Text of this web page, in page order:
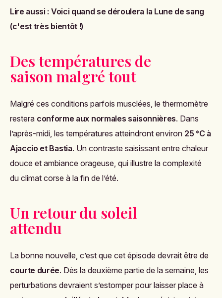
Lire aussi : Voici quand se déroulera la Lune de sang
(c'est très bientôt !)
Des températures de
saison malgré tout
Malgré ces conditions parfois musclées, le thermomètre
restera conforme aux normales saisonnières. Dans
l’après-midi, les températures atteindront environ 25 °C à
Ajaccio et Bastia. Un contraste saisissant entre chaleur
douce et ambiance orageuse, qui illustre la complexité
du climat corse à la fin de l’été.
Un retour du soleil
attendu
La bonne nouvelle, c’est que cet épisode devrait être de
courte durée. Dès la deuxième partie de la semaine, les
perturbations devraient s’estomper pour laisser place à